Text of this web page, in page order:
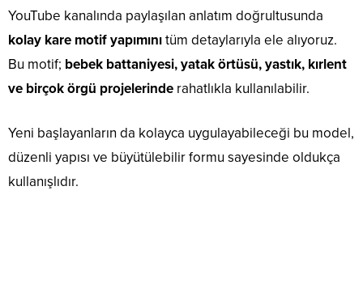
YouTube kanalında paylaşılan anlatım doğrultusunda
kolay kare motif yapımınıtüm detaylarıyla ele alıyoruz.
Bu motif; bebek battaniyesi, yatak örtüsü, yastık, kırlent
ve birçok örgü projelerinde rahatlıkla kullanılabilir.
Yeni başlayanların da kolayca uygulayabileceği bu model,
düzenli yapısı ve büyütülebilir formu sayesinde oldukça
kullanışlıdır.